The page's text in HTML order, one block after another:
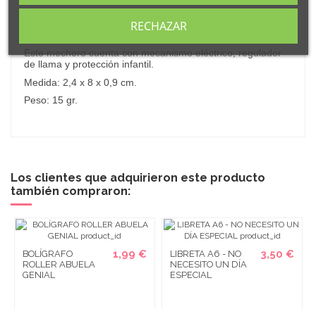
encendedor a gasrecargable de color
Este mechero cuenta con mecanismo eléctrico, regulador
de llama y protección infantil.
Medida: 2,4 x 8 x 0,9 cm.
Peso: 15 gr.
Los clientes que adquirieron este producto
también compraron:
BOLÍGRAFO
ROLLER ABUELA
GENIAL
1,99 €
LIBRETA A6 - NO
NECESITO UN DÍA
ESPECIAL
3,50 €
RECHAZAR